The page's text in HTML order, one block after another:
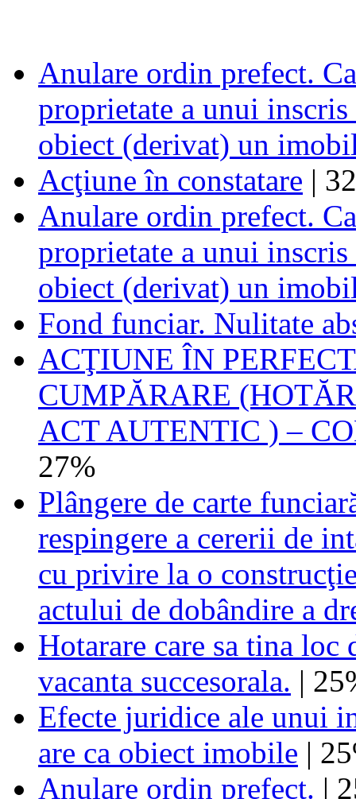
Anulare ordin prefect.
proprietate a unui inscris
obiect (derivat) un
Acţiune în constatare |
Anulare ordin prefect.
proprietate a unui inscris
obiect (derivat) un
Fond funciar. Nulitate
ACŢIUNE ÎN
CUMPĂRARE
ACT AUTENTIC ) –
27%
Plângere de carte
respingere a cererii de
cu privire la o
actului de dobândire a
Hotarare care sa tina loc
vacanta succesorala. |
Efecte juridice ale unui
are ca obiect imobile |
Anulare ordin prefect. |